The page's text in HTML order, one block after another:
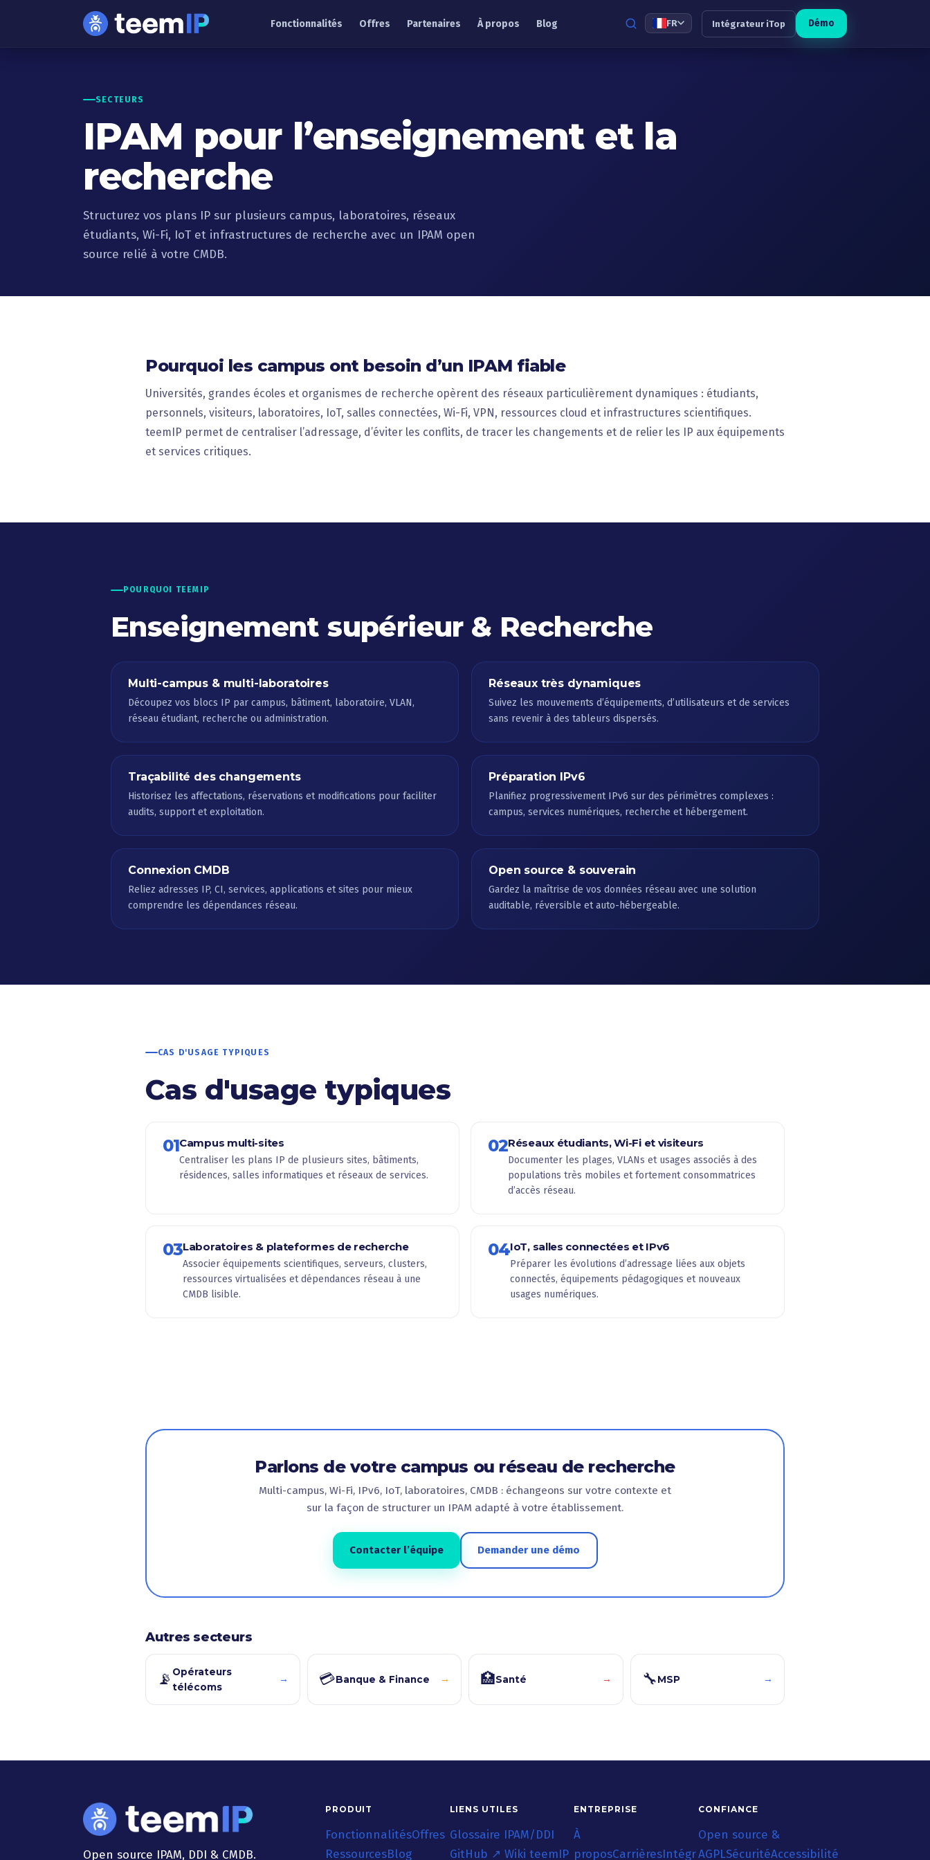
Fonctionnalités
Offres Partenaires À propos Blog FR Intégrateur iTop Démo
SECTEURS
IPAM pour l’enseignement et la
recherche
Structurez vos plans IP sur plusieurs campus, laboratoires, réseaux
étudiants, Wi-Fi, IoT et infrastructures de recherche avec un IPAM open
source relié à votre CMDB.
Pourquoi les campus ont besoin d’un IPAM fiable
Universités, grandes écoles et organismes de recherche opèrent des réseaux particulièrement dynamiques : étudiants,
personnels, visiteurs, laboratoires, IoT, salles connectées, Wi-Fi, VPN, ressources cloud et infrastructures scientifiques.
teemIP permet de centraliser l’adressage, d’éviter les conflits, de tracer les changements et de relier les IP aux équipements
et services critiques.
POURQUOI TEEMIP
Enseignement supérieur & Recherche
Multi-campus & multi-laboratoires
Découpez vos blocs IP par campus, bâtiment, laboratoire, VLAN,
réseau étudiant, recherche ou administration.
Réseaux très dynamiques
Suivez les mouvements d’équipements, d’utilisateurs et de services
sans revenir à des tableurs dispersés.
Traçabilité des changements
Historisez les affectations, réservations et modifications pour faciliter
audits, support et exploitation.
Préparation IPv6
Planifiez progressivement IPv6 sur des périmètres complexes :
campus, services numériques, recherche et hébergement.
Connexion CMDB
Reliez adresses IP, CI, services, applications et sites pour mieux
comprendre les dépendances réseau.
Open source & souverain
Gardez la maîtrise de vos données réseau avec une solution
auditable, réversible et auto-hébergeable.
CAS D'USAGE TYPIQUES
Cas d'usage typiques
01Campus multi-sites
Centraliser les plans IP de plusieurs sites, bâtiments,
résidences, salles informatiques et réseaux de services.
02Réseaux étudiants, Wi-Fi et visiteurs
Documenter les plages, VLANs et usages associés à des
populations très mobiles et fortement consommatrices
d’accès réseau.
03Laboratoires & plateformes de recherche
Associer équipements scientifiques, serveurs, clusters,
ressources virtualisées et dépendances réseau à une
CMDB lisible.
04IoT, salles connectées et IPv6
Préparer les évolutions d’adressage liées aux objets
connectés, équipements pédagogiques et nouveaux
usages numériques.
Parlons de votre campus ou réseau de recherche
Multi-campus, Wi-Fi, IPv6, IoT, laboratoires, CMDB : échangeons sur votre contexte et
sur la façon de structurer un IPAM adapté à votre établissement.
Contacter l’équipe Demander une démo
Autres secteurs
📡 Opérateurs
télécoms
→ 💳Banque & Finance → 🏥Santé → 🔧MSP →
Open source IPAM, DDI & CMDB.
PRODUIT
FonctionnalitésOffres
RessourcesBlog
LIENS UTILES
Glossaire IPAM/DDI
GitHub ↗ Wiki teemIP
ENTREPRISE
À
proposCarrièresIntégr
CONFIANCE
Open source &
AGPLSécuritéAccessibilité